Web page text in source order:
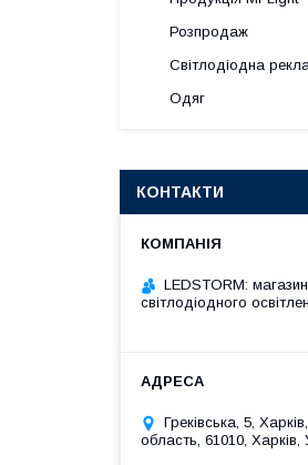
Розпродаж
Світлодіодна
Одяг
КОНТАКТИ
LEDSTORM: магазин
світлодіодного
Греківська, 5,
область, 61010, Харків,